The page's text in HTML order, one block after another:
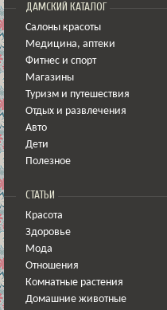
ДАМСКИЙ КАТАЛОГ
Салоны красоты
Медицина, аптеки
Фитнес и спорт
Магазины
Туризм и путешествия
Отдых и развлечения
Авто
Дети
Полезное
СТАТЬИ
Красота
Здоровье
Мода
Отношения
Комнатные растения
Домашние животные